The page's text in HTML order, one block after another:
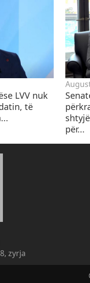
LVV nuk
të
për...
zyrja